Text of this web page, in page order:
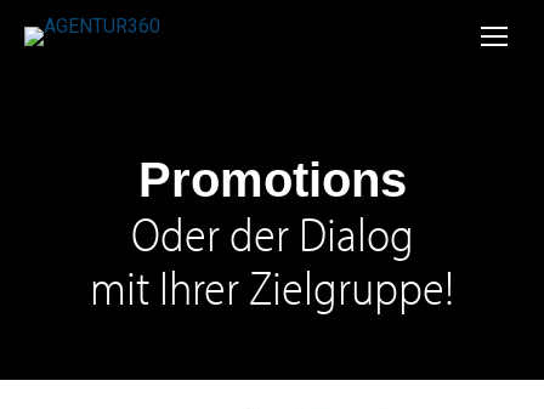
Promotions
Oder der Dialog
mit Ihrer Zielgruppe!